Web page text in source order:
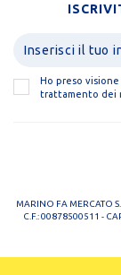
Ho preso
trattamento dei
MARINO FA MERCATO
C.F.: 00878500511 -